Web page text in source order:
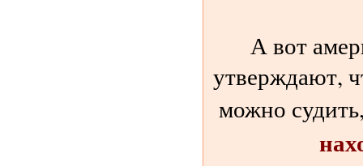
А вот
утверждают,
можно